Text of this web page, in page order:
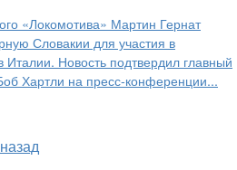
«Локомотива» Мартин Гернат
Словакии для участия в
Италии. Новость подтвердил главный
Хартли на пресс-конференции...